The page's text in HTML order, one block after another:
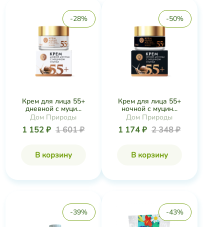
-28%
Крем для лица 55+
дневной с муци...
Дом Природы
1 152 ₽ 1 601 ₽
В корзину
-50%
Крем для лица 55+
ночной с муцин...
Дом Природы
1 174 ₽ 2 348 ₽
В корзину
-39% -43%